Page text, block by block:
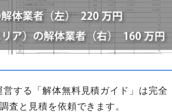
営する「解体無料見積ガイド」は完全
査と見積を依頼できます。